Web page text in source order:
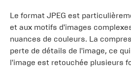
Le format JPEG est
et aux motifs d'images
nuances de couleurs. La
perte de détails de l'image, ce
l'image est retouchée plusieurs